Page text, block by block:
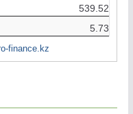
539.52
5.73
finance.kz